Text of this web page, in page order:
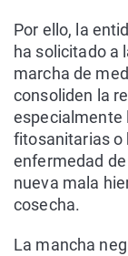
Por ello, la
ha solicitado a
marcha de
consoliden la
especialmente
fitosanitarias o
enfermedad
nueva mala
cosecha.
La mancha